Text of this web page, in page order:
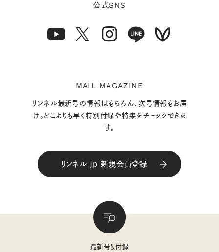
公式SNS
MAIL MAGAZINE
リンネル最新号の情報はもちろん、次号情報もお届
け。どこよりも早く特別付録や特集をチェックできま
す。
リンネル.jp 新規会員登録
最新号＆付録